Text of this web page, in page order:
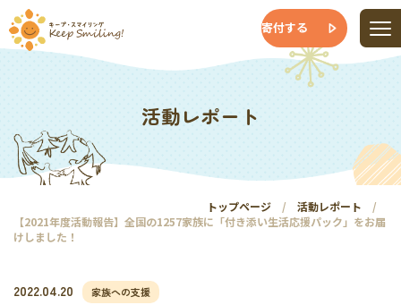
寄付する
活動レポート
トップページ
活動レポート
【2021年度活動報告】全国の1257家族に「付き添い生活応援パック」をお届
けしました！
2022.04.20 家族への支援